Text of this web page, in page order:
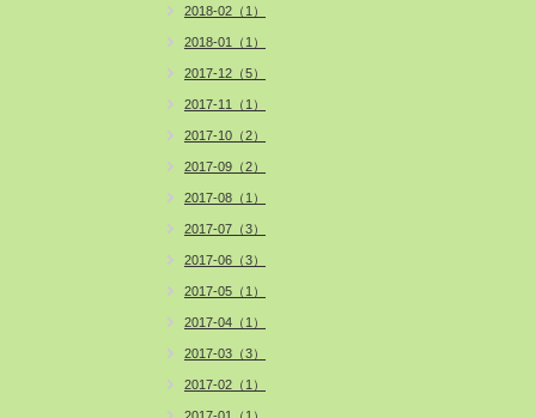
2018-02（1）
2018-01（1）
2017-12（5）
2017-11（1）
2017-10（2）
2017-09（2）
2017-08（1）
2017-07（3）
2017-06（3）
2017-05（1）
2017-04（1）
2017-03（3）
2017-02（1）